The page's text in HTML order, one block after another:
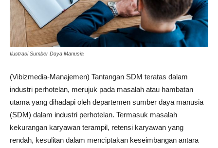
Ilustrasi Sumber Daya Manusia
(Vibizmedia-Manajemen) Tantangan SDM teratas dalam
industri perhotelan, merujuk pada masalah atau hambatan
utama yang dihadapi oleh departemen sumber daya manusia
(SDM) dalam industri perhotelan. Termasuk masalah
kekurangan karyawan terampil, retensi karyawan yang
rendah, kesulitan dalam menciptakan keseimbangan antara